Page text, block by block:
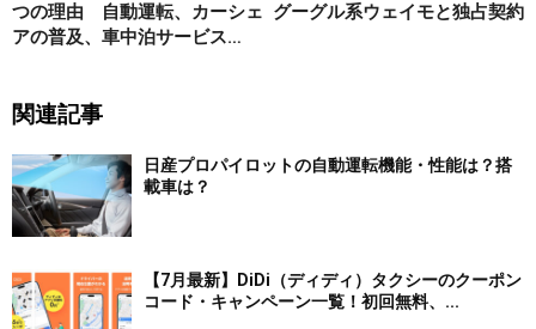
つの理由 自動運転、カーシェ
アの普及、車中泊サービス…
グーグル系ウェイモと独占契約
関連記事
日産プロパイロットの自動運転機能・性能は？搭
載車は？
【7月最新】DiDi（ディディ）タクシーのクーポン
コード・キャンペーン一覧！初回無料、...